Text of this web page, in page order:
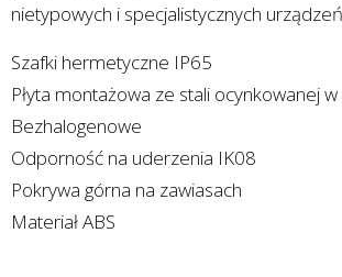
nietypowych i specjalistycznych
Szafki hermetyczne IP65
Płyta montażowa ze stali ocynkowanej
Bezhalogenowe
Odporność na uderzenia IK08
Pokrywa górna na zawiasach
Materiał ABS